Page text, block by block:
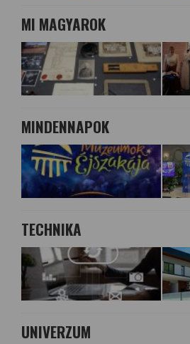
MI MAGYAROK
MINDENNAPOK
TECHNIKA
UNIVERZUM